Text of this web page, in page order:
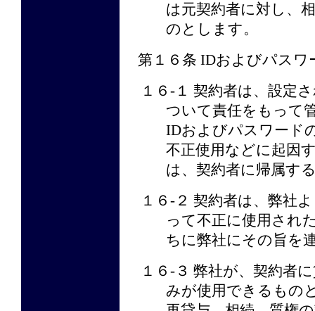
は元契約者に対し、
のとします。
第１６条 IDおよびパスワ
１６-１ 契約者は、設定
ついて責任をもって
IDおよびパスワード
不正使用などに起因
は、契約者に帰属す
１６-２ 契約者は、弊社
って不正に使用され
ちに弊社にその旨を
１６-３ 弊社が、契約者
みが使用できるもの